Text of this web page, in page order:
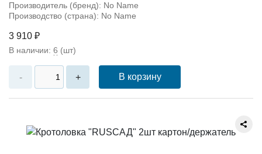
Производитель (бренд): No Name
Производство (страна): No Name
3 910 ₽
В наличии: 6 (шт)
- + В корзину